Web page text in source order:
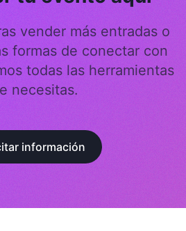
vender más entradas o
formas de conectar con
todas las herramientas
necesitas.
información